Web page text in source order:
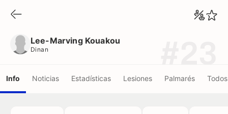
Lee-Marving Kouakou
Dinan
Info Noticias Estadísticas Lesiones Palmarés